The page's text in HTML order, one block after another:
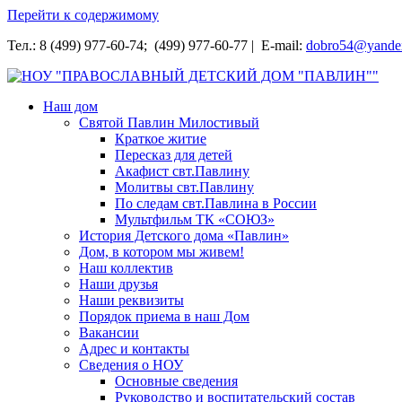
Перейти к содержимому
Тел.: 8 (499) 977-60-74; (499) 977-60-77 | E-mail:
НОУ "ПРАВОСЛАВНЫЙ ДЕТСКИЙ ДОМ "ПАВЛИН""
Наш дом
Святой Павлин Милостивый
Краткое житие
Пересказ для детей
Акафист свт.Павлину
Молитвы свт.Павлину
По следам свт.Павлина в России
Мультфильм ТК «СОЮЗ»
История Детского дома «Павлин»
Дом, в котором мы живем!
Наш коллектив
Наши друзья
Наши реквизиты
Порядок приема в наш Дом
Вакансии
Адрес и контакты
Сведения о НОУ
Основные сведения
Руководство и воспитательский состав